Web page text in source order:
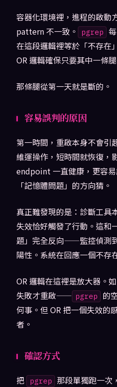
容器化環境裡，進程的啟動
pattern 不一致。
pgrep
在這段邏輯裡等於「不存在
OR 邏輯確保只要其中一條
那條腿從第一天就是斷的。
容易誤判的原因
第一時間，重啟本身不會引
維運操作，短時間就恢復，
endpoint 一直健康，更容
「記憶體問題」的方向猜。
真正難發現的是：診斷工具
失效恰好觸發了行動。這和
題」完全反向——監控偵測
陽性。系統在回應一個不存
OR 邏輯在這裡是放大器。
失敗才重啟—— pgrep
的
何事。但 OR 把一個失效的
者。
確認方式
把 pgrep 那段單獨跑一次